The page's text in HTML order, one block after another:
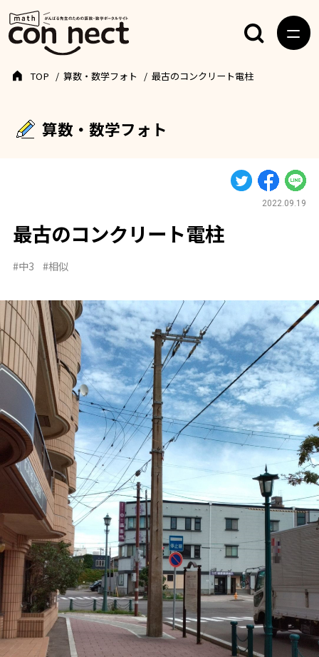
算数・数学フォト
TOP 算数・数学フォト 最古のコンクリート電柱
2022.09.19
最古のコンクリート電柱
#中3 #相似